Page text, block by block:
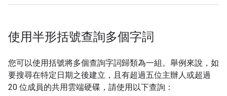
使用半形括號查詢多個字詞
您可以使用括號將多個查詢字詞歸類為一組。舉例來說，如
要搜尋在特定日期之後建立，且有超過五位主辦人或超過
20 位成員的共用雲端硬碟，請使用以下查詢：